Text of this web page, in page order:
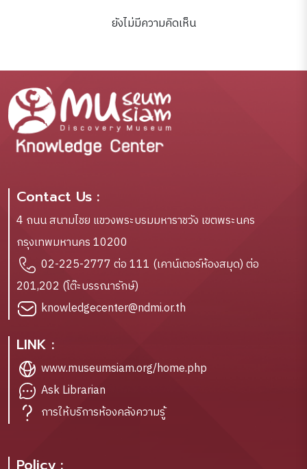
ยังไม่มีความคิดเห็น
Contact Us :
4 ถนน สนามไชย แขวงพระบรมมหาราชวัง เขตพระนคร
กรุงเทพมหานคร 10200
02-225-2777 ต่อ 111 (เคาน์เตอร์ห้องสมุด) ต่อ
201,202 (โต๊ะบรรณารักษ์)
knowledgecenter@ndmi.or.th
LINK :
www.museumsiam.org/home.php
Ask Librarian
การให้บริการห้องคลังความรู้